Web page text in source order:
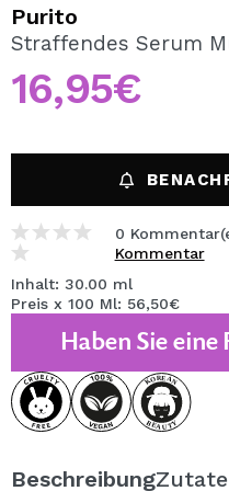
Durch die Erstellung eines
können Sie Ihre Einkäufe
Purito
Straffendes Serum
16,95€
0
Kommentar
Inhalt: 30.00 ml
Preis x 100 Ml: 56,50€
Haben Sie eine
Beschreibung